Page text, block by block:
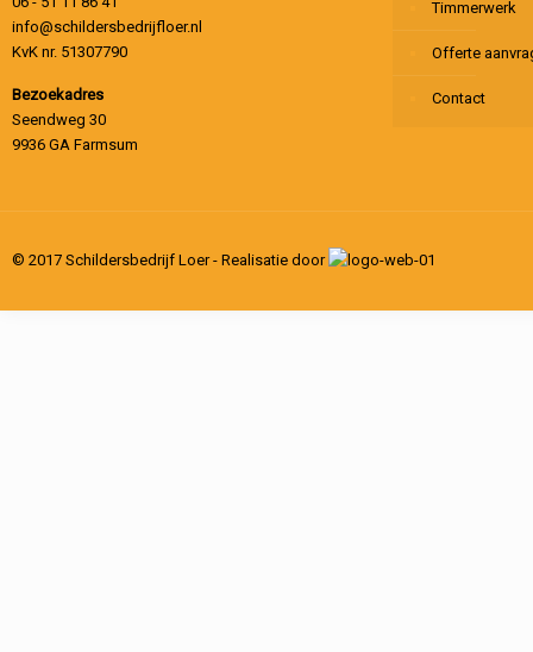
info@schildersbedrijfloer.nl
KvK nr. 51307790
Bezoekadres
Seendweg 30
9936 GA Farmsum
Timmerwerk
Offerte
Contact
© 2017 Schildersbedrijf Loer - Realisatie door